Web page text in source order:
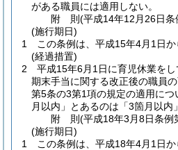
がある職員には適用しない。
附 則(平成14年12月26日条
(施行期日)
1
この条例は、平成15年4月1日か
(経過措置)
2
平成15年6月1日に育児休業を
期末手当に関する改正後の職員
第5条の3第1項の規定の適用に
月以内」とあるのは「3箇月以内
附 則(平成18年3月8日条例
(施行期日)
1
この条例は、平成18年4月1日か